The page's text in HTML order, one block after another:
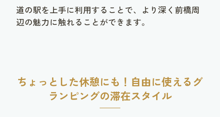
道の駅を上手に利用することで、より深く前橋周
辺の魅力に触れることができます。
ちょっとした休憩にも！自由に使えるグ
ランピングの滞在スタイル